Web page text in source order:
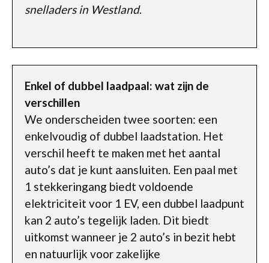
snelladers in Westland.
Enkel of dubbel laadpaal: wat zijn de
verschillen
We onderscheiden twee soorten: een
enkelvoudig of dubbel laadstation. Het
verschil heeft te maken met het aantal
auto’s dat je kunt aansluiten. Een paal met
1 stekkeringang biedt voldoende
elektriciteit voor 1 EV, een dubbel laadpunt
kan 2 auto’s tegelijk laden. Dit biedt
uitkomst wanneer je 2 auto’s in bezit hebt
en natuurlijk voor zakelijke